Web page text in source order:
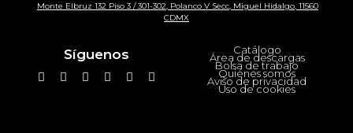
Monte Elbruz 132 Piso 3 / 301-302, Polanco V Secc, Miguel Hidalgo, 11560
CDMX
Síguenos Catálogo
Área de descargas
Bolsa de trabajo
Quiénes somos
Aviso de privacidad
Uso de cookies